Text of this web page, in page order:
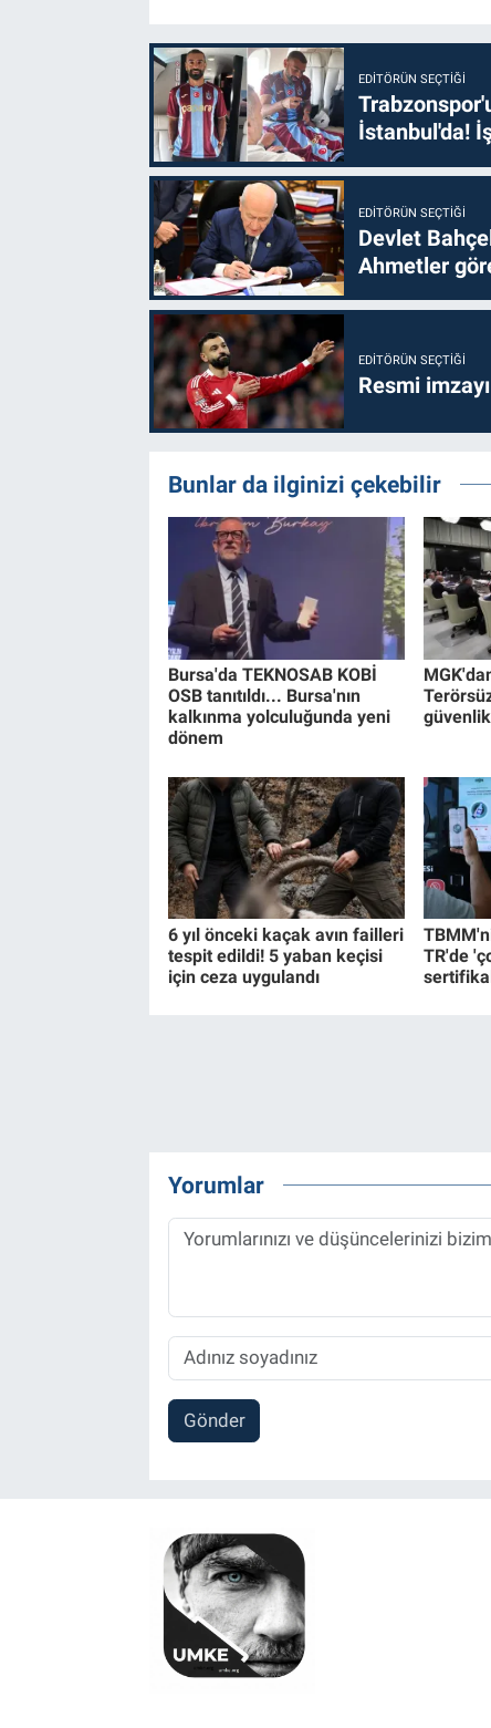
EDITÖRÜN SEÇTIĞI
İstanbul'da!
EDITÖRÜN SEÇTIĞI
Devlet
Ahmetler
EDITÖRÜN SEÇTIĞI
Resmi
Bunlar da ilginizi çekebilir
Bursa'da TEKNOSAB KOBİ
OSB tanıtıldı... Bursa'nın
kalkınma yolculuğunda yeni
dönem
6 yıl önceki kaçak avın failleri
tespit edildi! 5 yaban keçisi
için ceza uygulandı
TR'de
Yorumlar
Gönder